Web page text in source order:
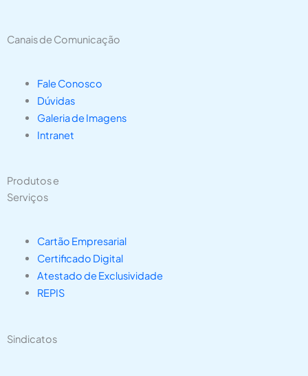
Canais de Comunicação
Fale Conosco
Dúvidas
Galeria de Imagens
Intranet
Produtos e
Serviços
Cartão Empresarial
Certificado Digital
Atestado de Exclusividade
REPIS
Sindicatos